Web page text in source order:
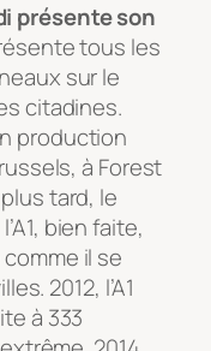
présente son
tous les
sur le
citadines.
production
à Forest
tard, le
bien faite,
il se
2012, l’A1
à 333